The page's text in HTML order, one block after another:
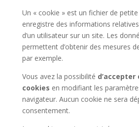
Un « cookie » est un fichier de
enregistre des informations
d’un utilisateur sur un site. Les
permettent d’obtenir des mesures
par exemple.
Vous avez la possibilité
cookies en modifiant les
navigateur. Aucun cookie ne sera
consentement.